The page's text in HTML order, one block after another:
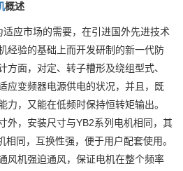
概述
应市场的需要，在引进国外先进技术
经验的基础上而开发研制的新一代防
方面，对定、转子槽形及绕组型式、
应变频器电源供电的状况，并且，既
力，又能在低频时保持恒转矩输出。
外，安装尺寸与YB2系列电机相同，其
同，互换性强，便于用户配套使用。
风机强迫通风，保证电机在整个频率